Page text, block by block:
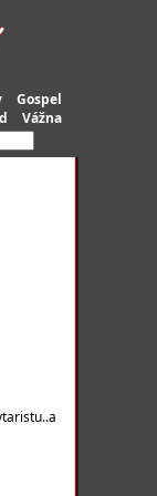
Gospel
Vážna